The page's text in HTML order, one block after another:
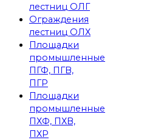
лестниц ОЛГ
Ограждения
лестниц ОЛХ
Площадки
промышленные
ПГФ, ПГВ,
ПГР
Площадки
промышленные
ПХФ, ПХВ,
ПХР